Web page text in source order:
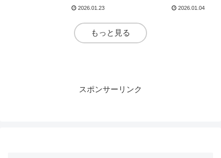
2026.01.23 2026.01.04
もっと見る
スポンサーリンク